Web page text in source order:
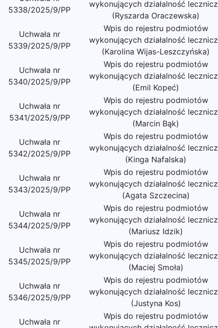
5338/2025/9/PP
wykonujących działalność
(Ryszarda Oraczewska)
Uchwała nr
5339/2025/9/PP
Wpis do rejestru podmiotów
wykonujących działalność
(Karolina Wijas-Leszczyńska)
Uchwała nr
5340/2025/9/PP
Wpis do rejestru podmiotów
wykonujących działalność
(Emil Kopeć)
Uchwała nr
5341/2025/9/PP
Wpis do rejestru podmiotów
wykonujących działalność
(Marcin Bąk)
Uchwała nr
5342/2025/9/PP
Wpis do rejestru podmiotów
wykonujących działalność
(Kinga Nafalska)
Uchwała nr
5343/2025/9/PP
Wpis do rejestru podmiotów
wykonujących działalność
(Agata Szczecina)
Uchwała nr
5344/2025/9/PP
Wpis do rejestru podmiotów
wykonujących działalność
(Mariusz Idzik)
Uchwała nr
5345/2025/9/PP
Wpis do rejestru podmiotów
wykonujących działalność
(Maciej Smoła)
Uchwała nr
5346/2025/9/PP
Wpis do rejestru podmiotów
wykonujących działalność
(Justyna Kos)
Uchwała nr
Wpis do rejestru podmiotów